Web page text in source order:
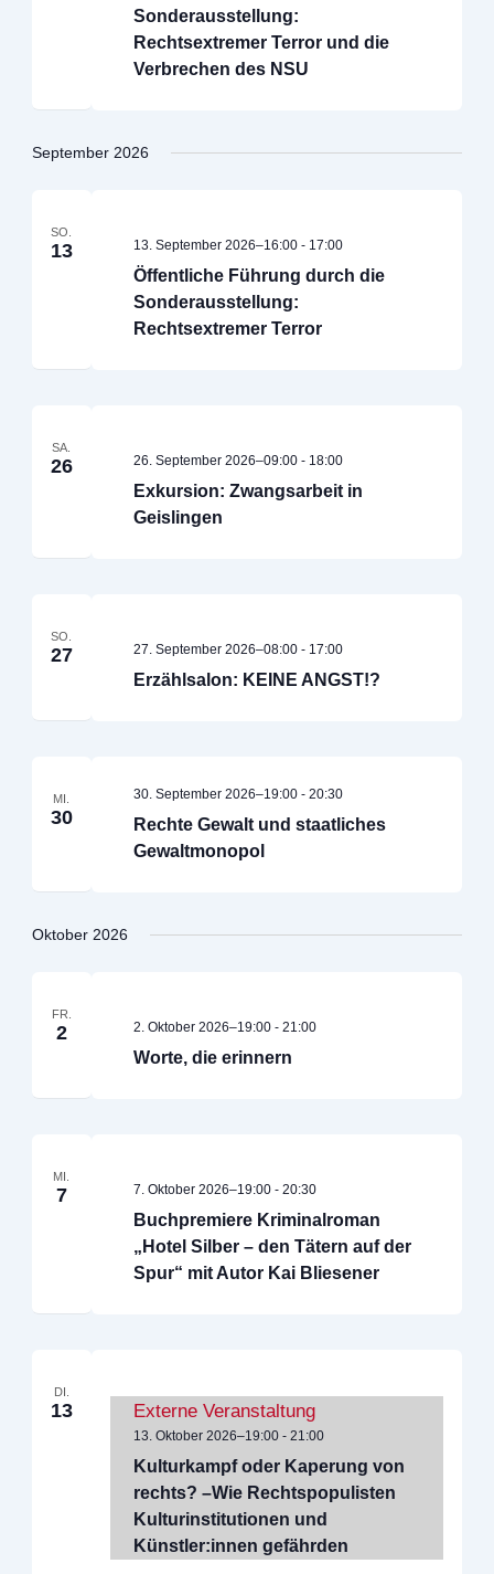
Sonderausstellung:
Rechtsextremer Terror und die
Verbrechen des NSU
September 2026
SO.
13 13. September 2026–16:00- 17:00
Öffentliche Führung durch die
Sonderausstellung:
Rechtsextremer Terror
SA.
26 26. September 2026–09:00- 18:00
Exkursion: Zwangsarbeit in
Geislingen
SO.
27 27. September 2026–08:00- 17:00
Erzählsalon: KEINE ANGST!?
MI.
30
30. September 2026–19:00- 20:30
Rechte Gewalt und staatliches
Gewaltmonopol
Oktober 2026
FR.
2 2. Oktober 2026–19:00- 21:00
Worte, die erinnern
MI.
7 7. Oktober 2026–19:00- 20:30
Buchpremiere Kriminalroman
„Hotel Silber – den Tätern auf der
Spur“ mit Autor Kai Bliesener
DI.
13
13. Oktober 2026–19:00- 21:00
Kulturkampf oder Kaperung von
rechts? –Wie Rechtspopulisten
Kulturinstitutionen und
Künstler:innen gefährden